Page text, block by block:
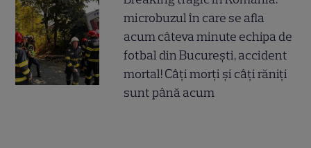
microbuzul în care se afla
acum câteva minute echipa de
fotbal din București, accident
mortal! Câți morți și câți răniți
sunt până acum